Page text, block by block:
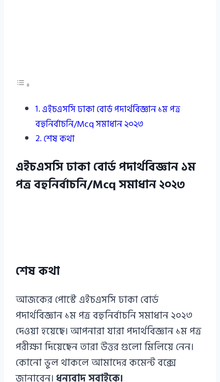
এইচএসসি ঢাকা বোর্ড পদার্থবিজ্ঞান ১ম পত্র
বহুনির্বাচনি/Mcq সমাধান ২০২৩
শেষ কথা
এইচএসসি ঢাকা বোর্ড পদার্থবিজ্ঞান ১ম
পত্র বহুনির্বাচনি/Mcq সমাধান ২০২৩
শেষ কথা
আজকের পোস্টে এইচএসসি ঢাকা বোর্ড
পদার্থবিজ্ঞান ১ম পত্র বহুনির্বাচনি সমাধান ২০২৩
দেওয়া হয়েছে। আপনারা যারা পদার্থবিজ্ঞান ১ম পত্র
পরীক্ষা দিয়েছেন তারা উত্তর গুলো মিলিয়ে নেন।
কোনো ভুল থাকলে আমাদের কমেন্ট বক্সে
জানাবেন। ধন্যবাদ সবাইকে।